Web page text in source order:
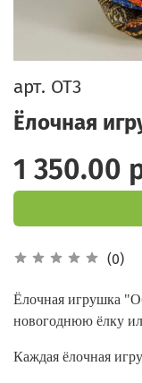
арт. ОТ3
Ёлочная
(0)
1 350.00
Ёлочная игрушка
новогоднюю ёлку
Каждая ёлочная